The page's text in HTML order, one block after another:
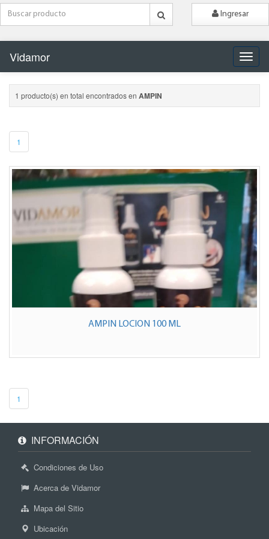
Ingresar
Vidamor
1 producto(s) en total encontrados en AMPIN
1
AMPIN LOCION 100 ML
1
INFORMACIÓN
Condiciones de Uso
Acerca de Vidamor
Mapa del Sitio
Ubicación